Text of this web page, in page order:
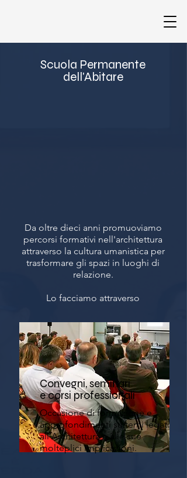
Scuola Permanente
dell'Abitare
Da oltre dieci anni promuoviamo
percorsi formativi nell'architettura
attraverso la cultura umanistica per
trasformare gli spazi in luoghi di
relazione.
Lo facciamo attraverso
Convegni, seminari
e corsi professionali
Occasione di formazione e
approfondimenti su temi legati
all’Architettura e alle sue
molteplici implicazioni.